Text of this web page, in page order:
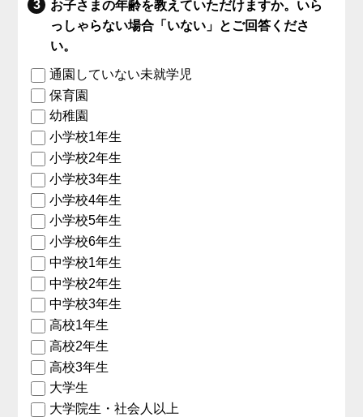
お子さまの年齢を教えていただけますか。いら
っしゃらない場合「いない」とご回答くださ
い。
通園していない未就学児
保育園
幼稚園
小学校1年生
小学校2年生
小学校3年生
小学校4年生
小学校5年生
小学校6年生
中学校1年生
中学校2年生
中学校3年生
高校1年生
高校2年生
高校3年生
大学生
大学院生・社会人以上